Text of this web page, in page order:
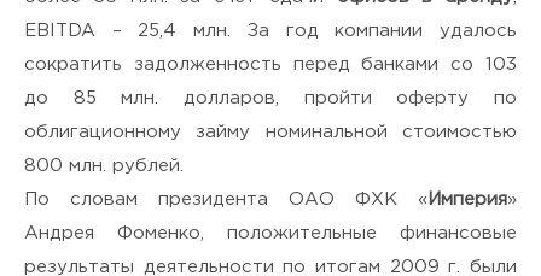
EBITDA – 25,4 млн. За год компании удалось
сократить задолженность перед банками со 103
до 85 млн. долларов, пройти оферту по
облигационному займу номинальной стоимостью
800 млн. рублей.
По словам президента ОАО ФХК « Империя»
Андрея Фоменко, положительные финансовые
результаты деятельности по итогам 2009 г. были
на обработку персональных
Политикой
конфиденциальности